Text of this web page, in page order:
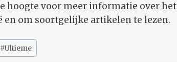
hoogte voor meer informatie over het
om soortgelijke artikelen te lezen.
#Ultieme